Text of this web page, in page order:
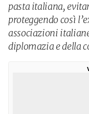
pasta italiana,
proteggendo così
associazioni
diplomazia e della